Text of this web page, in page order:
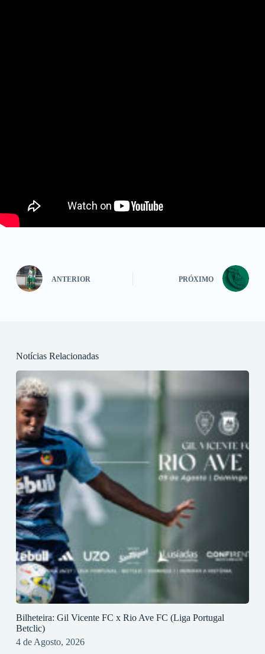
ANTERIOR PRÓXIMO
Notícias Relacionadas
Bilheteira: Gil Vicente FC x Rio Ave FC (Liga Portugal
Betclic)
4 de Agosto, 2026